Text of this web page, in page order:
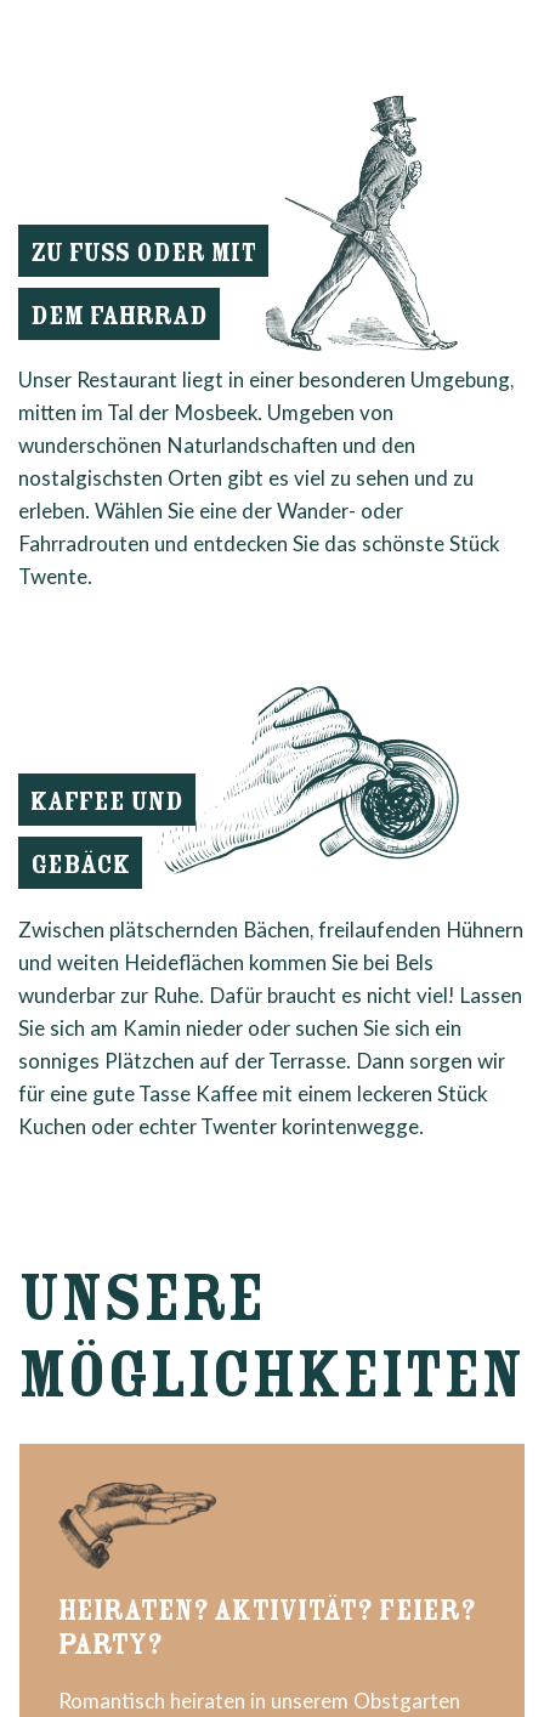
ZU FUSS ODER MIT D
EM FAHRRAD
Unser Restaurant liegt in einer besonderen Umgebung,
mitten im Tal der Mosbeek. Umgeben von
wunderschönen Naturlandschaften und den
nostalgischsten Orten gibt es viel zu sehen und zu
erleben. Wählen Sie eine der Wander- oder
Fahrradrouten und entdecken Sie das schönste Stück
Twente.
KAFFEE UND
GEBÄCK
Zwischen plätschernden Bächen, freilaufenden Hühnern
und weiten Heideflächen kommen Sie bei Bels
wunderbar zur Ruhe. Dafür braucht es nicht viel! Lassen
Sie sich am Kamin nieder oder suchen Sie sich ein
sonniges Plätzchen auf der Terrasse. Dann sorgen wir
für eine gute Tasse Kaffee mit einem leckeren Stück
Kuchen oder echter Twenter korintenwegge.
UNSERE
MÖGLICHKEITEN
HEIRATEN? AKTIVITÄT? FEIER?
PARTY?
Romantisch heiraten in unserem Obstgarten